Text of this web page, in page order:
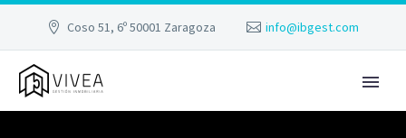
Coso 51, 6º 50001 Zaragoza info@ibgest.com